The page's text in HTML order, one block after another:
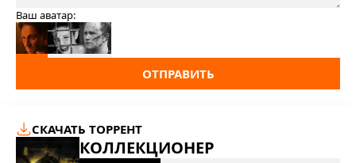
Ваш аватар:
ОТПРАВИТЬ
СКАЧАТЬ ТОРРЕНТ
КОЛЛЕКЦИОНЕР